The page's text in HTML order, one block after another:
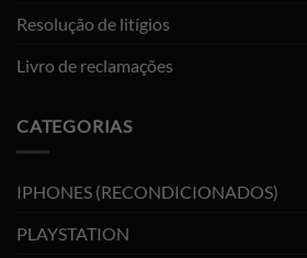
Resolução de litígios
Livro de reclamações
CATEGORIAS
IPHONES (RECONDICIONADOS)
PLAYSTATION